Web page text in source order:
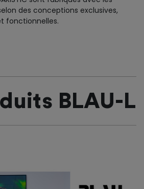
des conceptions exclusives,
fonctionnelles.
BLAU-L